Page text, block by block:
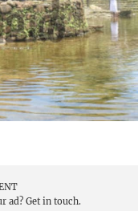
ad? Get in touch.